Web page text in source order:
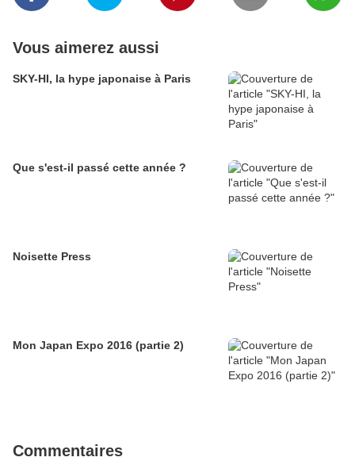
Vous aimerez aussi
SKY-HI, la hype japonaise à Paris
Que s'est-il passé cette année ?
Noisette Press
Mon Japan Expo 2016 (partie 2)
Commentaires